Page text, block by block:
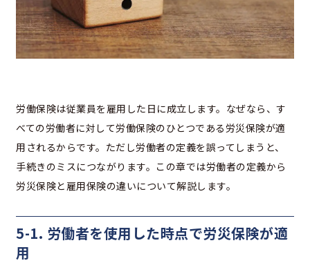
労働保険は従業員を雇用した日に成立します。なぜなら、す
べての労働者に対して労働保険のひとつである労災保険が適
用されるからです。ただし労働者の定義を誤ってしまうと、
手続きのミスにつながります。この章では労働者の定義から
労災保険と雇用保険の違いについて解説します。
5-1. 労働者を使用した時点で労災保険が適
用